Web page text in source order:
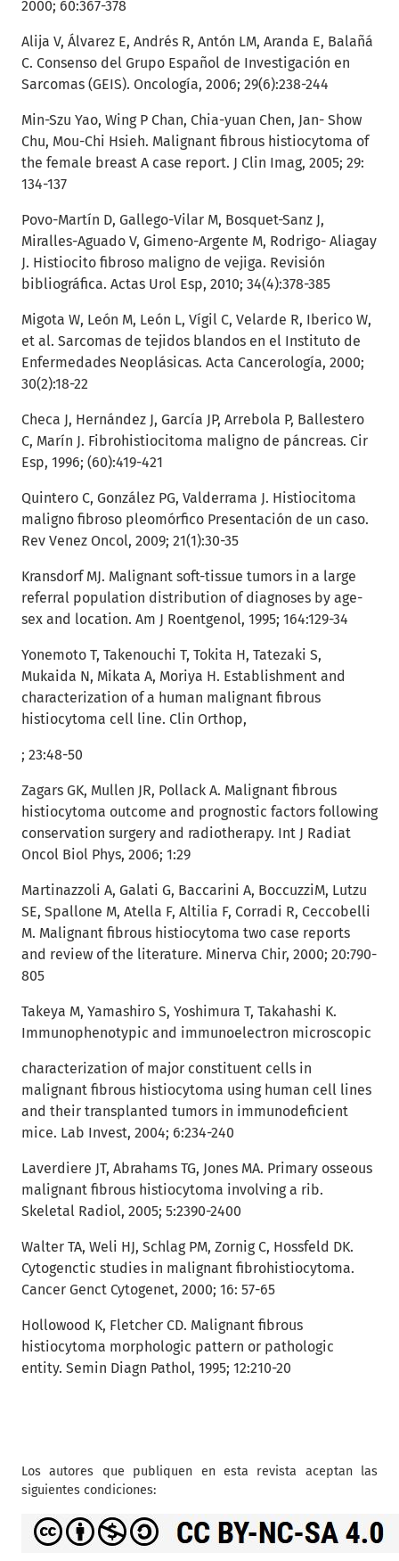
2000; 60:367-378
Alija V, Álvarez E, Andrés R, Antón LM, Aranda E, Balañá
C. Consenso del Grupo Español de Investigación en
Sarcomas (GEIS). Oncología, 2006; 29(6):238-244
Min-Szu Yao, Wing P Chan, Chia-yuan Chen, Jan- Show
Chu, Mou-Chi Hsieh. Malignant fibrous histiocytoma of
the female breast A case report. J Clin Imag, 2005; 29:
134-137
Povo-Martín D, Gallego-Vilar M, Bosquet-Sanz J,
Miralles-Aguado V, Gimeno-Argente M, Rodrigo- Aliagay
J. Histiocito fibroso maligno de vejiga. Revisión
bibliográfica. Actas Urol Esp, 2010; 34(4):378-385
Migota W, León M, León L, Vígil C, Velarde R, Iberico W,
et al. Sarcomas de tejidos blandos en el Instituto de
Enfermedades Neoplásicas. Acta Cancerología, 2000;
30(2):18-22
Checa J, Hernández J, García JP, Arrebola P, Ballestero
C, Marín J. Fibrohistiocitoma maligno de páncreas. Cir
Esp, 1996; (60):419-421
Quintero C, González PG, Valderrama J. Histiocitoma
maligno fibroso pleomórfico Presentación de un caso.
Rev Venez Oncol, 2009; 21(1):30-35
Kransdorf MJ. Malignant soft-tissue tumors in a large
referral population distribution of diagnoses by age-
sex and location. Am J Roentgenol, 1995; 164:129-34
Yonemoto T, Takenouchi T, Tokita H, Tatezaki S,
Mukaida N, Mikata A, Moriya H. Establishment and
characterization of a human malignant fibrous
histiocytoma cell line. Clin Orthop,
; 23:48-50
Zagars GK, Mullen JR, Pollack A. Malignant fibrous
histiocytoma outcome and prognostic factors following
conservation surgery and radiotherapy. Int J Radiat
Oncol Biol Phys, 2006; 1:29
Martinazzoli A, Galati G, Baccarini A, BoccuzziM, Lutzu
SE, Spallone M, Atella F, Altilia F, Corradi R, Ceccobelli
M. Malignant fibrous histiocytoma two case reports
and review of the literature. Minerva Chir, 2000; 20:790-
805
Takeya M, Yamashiro S, Yoshimura T, Takahashi K.
Immunophenotypic and immunoelectron microscopic
characterization of major constituent cells in
malignant fibrous histiocytoma using human cell lines
and their transplanted tumors in immunodeficient
mice. Lab Invest, 2004; 6:234-240
Laverdiere JT, Abrahams TG, Jones MA. Primary osseous
malignant fibrous histiocytoma involving a rib.
Skeletal Radiol, 2005; 5:2390-2400
Walter TA, Weli HJ, Schlag PM, Zornig C, Hossfeld DK.
Cytogenctic studies in malignant fibrohistiocytoma.
Cancer Genct Cytogenet, 2000; 16: 57-65
Hollowood K, Fletcher CD. Malignant fibrous
histiocytoma morphologic pattern or pathologic
entity. Semin Diagn Pathol, 1995; 12:210-20
Los autores que publiquen en esta revista aceptan las
siguientes condiciones: